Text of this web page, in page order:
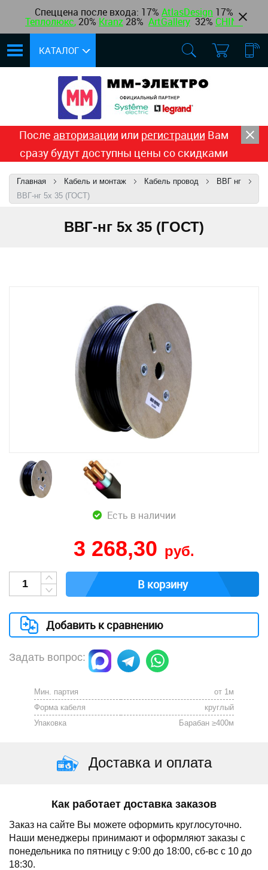
Спеццена после входа: 17% AtlasDesign 17%
Теплолюкс, 20% Kranz 28% ArtGallery 32% CHINT
КАТАЛОГ
После авторизации или регистрации Вам
сразу будут доступны цены со скидками
Главная Кабель и монтаж Кабель провод
ВВГ нг
ВВГ-нг 5x 35 (ГОСТ)
ВВГ-нг 5x 35 (ГОСТ)
Есть в наличии
3 268,30 руб.
В корзину
Добавить к сравнению
Задать вопрос:
Мин. партия
от 1м
Форма кабеля
круглый
Упаковка
Барабан ≥400м
Доставка и оплата
Как работает доставка заказов
Заказ на сайте Вы можете оформить круглосуточно.
Наши менеджеры принимают и оформляют заказы с
понедельника по пятницу с 9:00 до 18:00, сб-вс с 10 до
18:30.